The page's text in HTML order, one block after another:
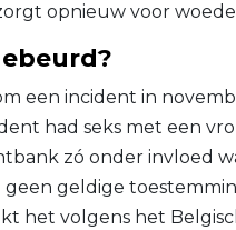
opnieuw voor
een incident in
had seks met een
zó onder invloed
geen geldige
het volgens het